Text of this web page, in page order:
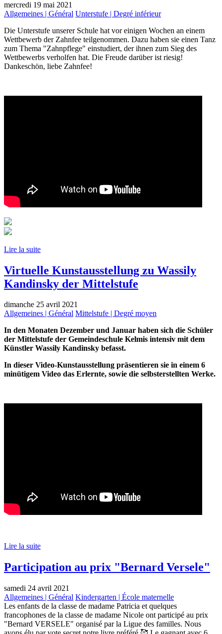
mercredi 19 mai 2021
Allgemeines | Général Unterstufe | Degré inférieur
Die Unterstufe unserer Schule hat vor einigen Wochen an einem
Wettbewerb der Zahnfee teilgenommen. Dazu haben sie einen Tanz
zum Thema "Zahnpflege" einstudiert, der ihnen zum Sieg des
Wettbewerbs verholfen hat. Die Freude darüber ist riesig!
Dankeschön, liebe Zahnfee!
Lire la suite
Virtuelle Kunstausstellung zu Wassily
Kandinsky der Mittelstufe
dimanche 25 avril 2021
Allgemeines | Général Mittelstufe | Degré moyen
In den Monaten Dezember und Januar haben sich die Schüler
der Mittelstufe der Gemeindeschule Kelmis intensiv mit dem
Künstler Wassily Kandinsky befasst.
In dieser Video-Kunstausstellung präsentieren sie in einem 6
minütigem Video das Erlernte, sowie die selbsterstellten Werke.
Lire la suite
Participation au prix "Bernard Versele"
samedi 24 avril 2021
Allgemeines | Général Kindergarten | École maternelle
Les enfants de la classe de madame Patricia et quelques
francophones de la classe de madame Nicole ont participé au prix
"Bernard VERSELE" organisé par la Ligue des familles. Nous